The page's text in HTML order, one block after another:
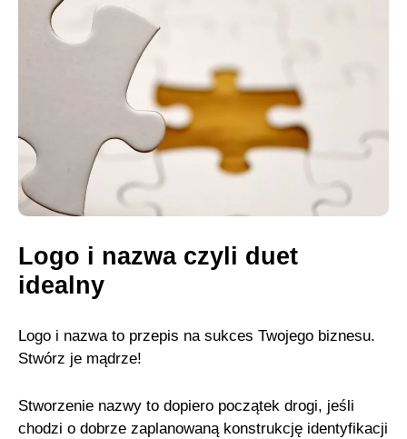
Logo i nazwa czyli duet
idealny
Logo i nazwa to przepis na sukces Twojego biznesu.
Stwórz je mądrze!
Stworzenie nazwy to dopiero początek drogi, jeśli
chodzi o dobrze zaplanowaną konstrukcję identyfikacji